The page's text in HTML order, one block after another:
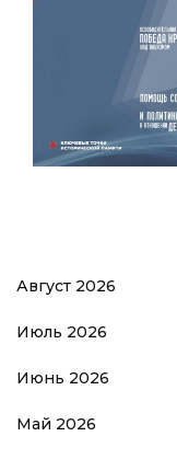
Август 2026
Июль 2026
Июнь 2026
Май 2026